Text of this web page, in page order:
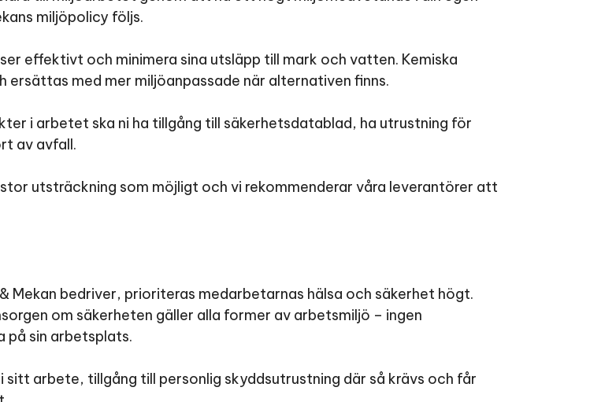
miljöpolicy följs.
effektivt och minimera sina utsläpp till mark och vatten. Kemiska
med mer miljöanpassade när alternativen finns.
i arbetet ska ni ha tillgång till säkerhetsdatablad, ha utrustning för
av avfall.
utsträckning som möjligt och vi rekommenderar våra leverantörer att
Mekan bedriver, prioriteras medarbetarnas hälsa och säkerhet högt.
om säkerheten gäller alla former av arbetsmiljö – ingen
på sin arbetsplats.
arbete, tillgång till personlig skyddsutrustning där så krävs och får